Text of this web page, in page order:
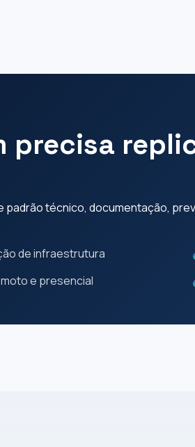
técnico, documentação,
de infraestrutura
e presencial